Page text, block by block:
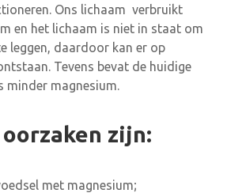
Ons lichaam verbruikt
en het lichaam is niet in staat om
leggen, daardoor kan er op
Tevens bevat de huidige
minder magnesium.
zijn:
met magnesium;